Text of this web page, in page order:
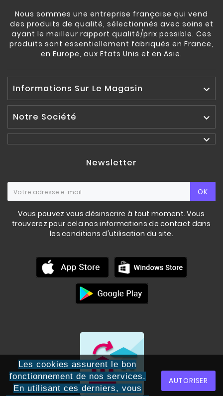
Les cookies assurent le bon
fonctionnement de nos services.
En utilisant ces derniers, vous
AUTORISER
SET 157.5 KG POIDS ACIER
SSHOP NORMES IPF
Nous sommes une entreprise française qui vend
des produits de qualité, sélectionnés avec soins et
ayant le meilleur rapport qualité/prix possible. Ces
produits sont essentiellement fabriqués en France,
en Europe, aux Etats Unis et en Asie.
Informations Sur Le Magasin 
Notre Société


Newsletter
OK
Vous pouvez vous désinscrire à tout moment. Vous
trouverez pour cela nos informations de contact dans
les conditions d'utilisation du site.